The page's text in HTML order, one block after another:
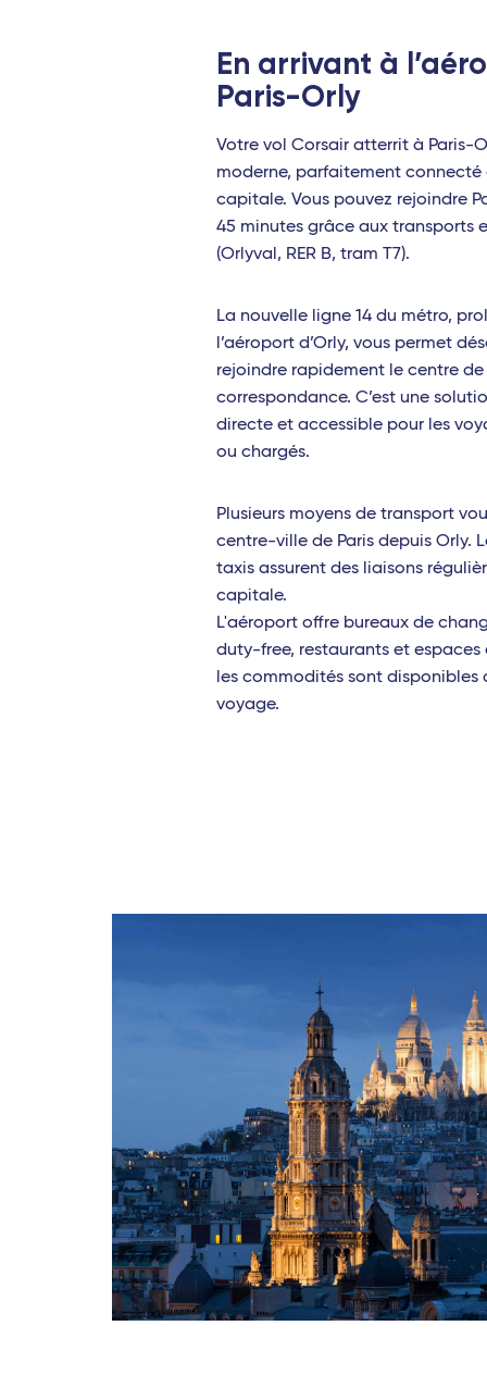
Le Mans - TGV
Strasbourg - TGV
Océan Indien
Saint-Denis (La Réunion)
Antananarivo (Madagascar)
Dzaoudzi (Mayotte)
Fort-de-France (Martinique)
Les Saintes (Guadeloupe)
Marie-Galante (Guadeloupe)
Bruxelles - TGV
Bari
Rome Fiumicino
Catane
Nantes - TGV
Pointe-à-
Fort-de-
Afrique
Cotonou
Bamako (Mali)
Europe
Reggio de
Lamezia Terme
Milan Linate
Naples
En arrivant à
Paris-Orly
Votre vol Corsair atterrit à Paris-
moderne, parfaitement connecté
capitale. Vous pouvez rejoindre
45 minutes grâce aux transports
(Orlyval, RER B, tram T7).
La nouvelle ligne 14 du métro,
l’aéroport d’Orly, vous permet
rejoindre rapidement le centre de
correspondance. C’est une
directe et accessible pour les
ou chargés.
Plusieurs moyens de transport
centre-ville de Paris depuis Orly.
taxis assurent des liaisons
capitale.
L'aéroport offre bureaux de
duty-free, restaurants et espaces
les commodités sont disponibles
voyage.